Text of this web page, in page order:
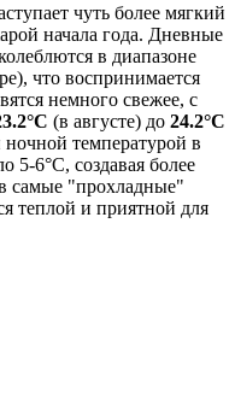
чуть более мягкий
начала года. Дневные
в диапазоне
что воспринимается
немного свежее, с
(в августе) до 24.2°C
температурой в
5-6°C, создавая более
самые "прохладные"
теплой и приятной для